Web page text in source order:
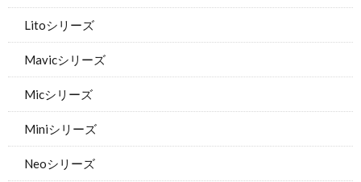
Litoシリーズ
Mavicシリーズ
Micシリーズ
Miniシリーズ
Neoシリーズ